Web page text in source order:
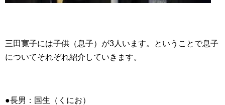
三田寛子には子供（息子）が3人います。ということで息子
についてそれぞれ紹介していきます。
●長男：国生（くにお）